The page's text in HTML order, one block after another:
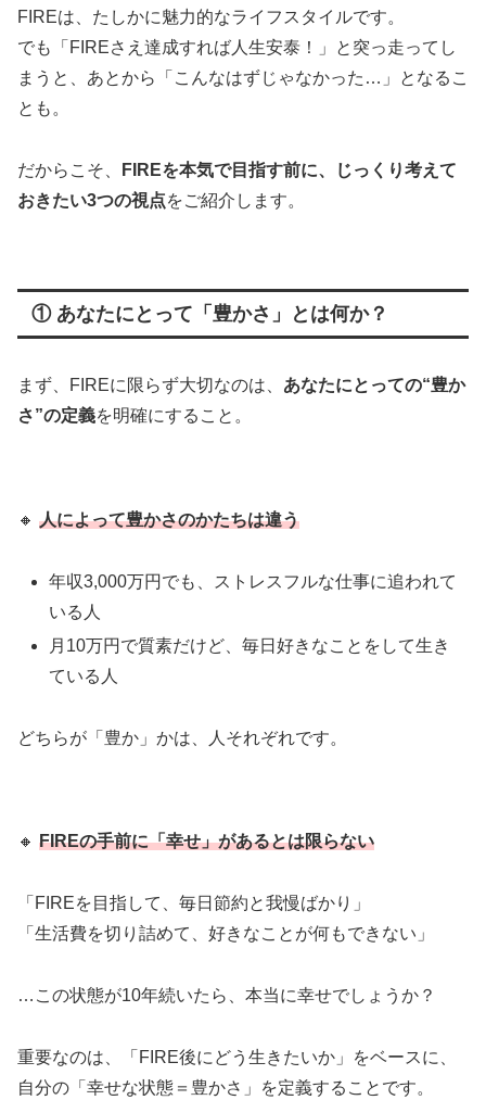
FIREは、たしかに魅力的なライフスタイルです。
でも「FIREさえ達成すれば人生安泰！」と突っ走ってし
まうと、あとから「こんなはずじゃなかった…」となるこ
とも。
だからこそ、 FIREを本気で目指す前に、じっくり考えて
おきたい3つの視点をご紹介します。
① あなたにとって「豊かさ」とは何か？
まず、FIREに限らず大切なのは、 あなたにとっての“豊か
さ”の定義を明確にすること。
🔸 人によって豊かさのかたちは違う
年収3,000万円でも、ストレスフルな仕事に追われて
いる人
月10万円で質素だけど、毎日好きなことをして生き
ている人
どちらが「豊か」かは、人それぞれです。
🔸 FIREの手前に「幸せ」があるとは限らない
「FIREを目指して、毎日節約と我慢ばかり」
「生活費を切り詰めて、好きなことが何もできない」
…この状態が10年続いたら、本当に幸せでしょうか？
重要なのは、「FIRE後にどう生きたいか」をベースに、
自分の「幸せな状態＝豊かさ」を定義することです。